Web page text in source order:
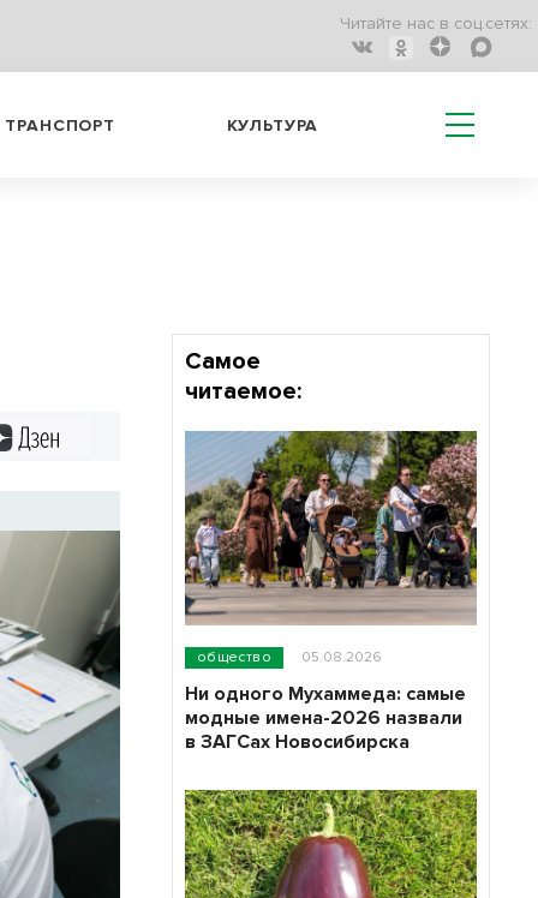
Читайте нас в соц.сетях:
ТРАНСПОРТ КУЛЬТУРА
Самое
читаемое:
общество 05.08.2026
Ни одного Мухаммеда: самые
модные имена-2026 назвали
в ЗАГСах Новосибирска